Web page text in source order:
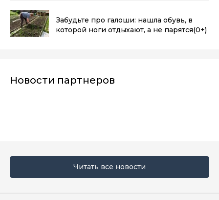
Забудьте про галоши: нашла обувь, в
которой ноги отдыхают, а не парятся(0+)
Новости партнеров
Читать все новости